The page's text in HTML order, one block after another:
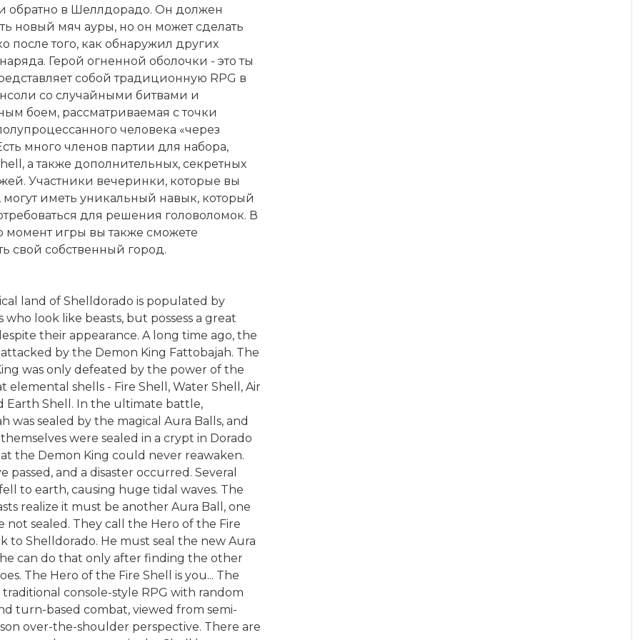
обратно в Шеллдорадо. Он должен
новый мяч ауры, но он может сделать
после того, как обнаружил других
Герой огненной оболочки - это ты
собой традиционную RPG в
со случайными битвами и
боем, рассматриваемая с точки
человека «через
много членов партии для набора,
а также дополнительных, секретных
Участники вечеринки, которые вы
могут иметь уникальный навык, который
для решения головоломок. В
момент игры вы также сможете
свой собственный город.
land of Shelldorado is populated by
who look like beasts, but possess a great
their appearance. A long time ago, the
attacked by the Demon King Fattobajah. The
was only defeated by the power of the
elemental shells - Fire Shell, Water Shell, Air
Earth Shell. In the ultimate battle,
was sealed by the magical Aura Balls, and
were sealed in a crypt in Dorado
the Demon King could never reawaken.
passed, and a disaster occurred. Several
to earth, causing huge tidal waves. The
realize it must be another Aura Ball, one
not sealed. They call the Hero of the Fire
to Shelldorado. He must seal the new Aura
can do that only after finding the other
The Hero of the Fire Shell is you... The
traditional console-style RPG with random
turn-based combat, viewed from semi-
over-the-shoulder perspective. There are